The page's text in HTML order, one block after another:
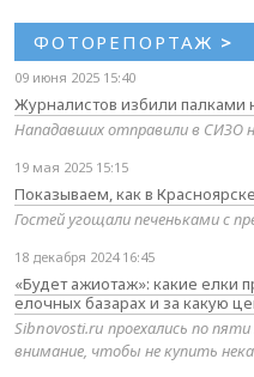
ФОТОРЕПОРТАЖ >
09 июня 2025 15:40
Журналистов избили палками
Нападавших отправили в СИЗО
19 мая 2025 15:15
Показываем, как в
Гостей угощали печеньками с
18 декабря 2024 16:45
«Будет ажиотаж»: какие елки
елочных базарах и за какую
Sibnovosti.ru проехались по
внимание, чтобы не купить